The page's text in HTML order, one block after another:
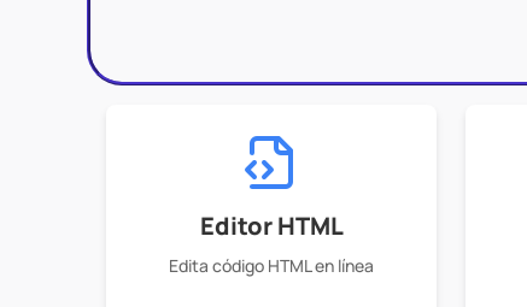
Editor HTML
Edita código HTML en línea